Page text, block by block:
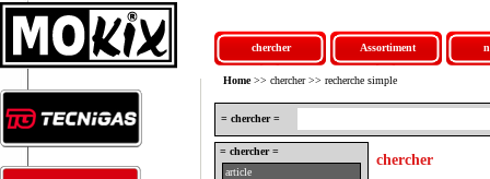
chercher Assortiment
Home>> chercher >> recherche simple
= chercher =
= chercher =
article
chercher